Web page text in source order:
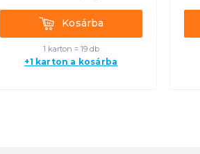
KosárbaKosárba
1 karton = 19 db
+1 karton a kosárba